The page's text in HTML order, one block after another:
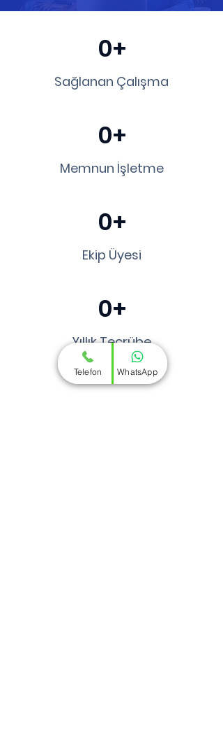
0+
Sağlanan Çalışma
0+
Memnun İşletme
0+
Ekip Üyesi
0+
Yıllık Tecrübe
Telefon WhatsApp